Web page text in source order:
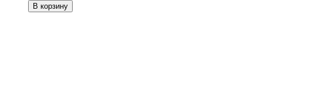
В корзину